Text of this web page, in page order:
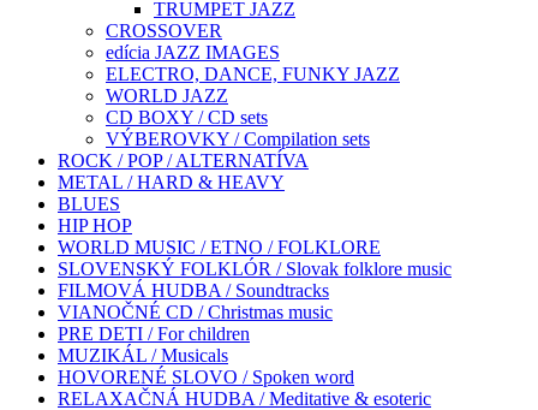
TRUMPET JAZZ
CROSSOVER
edícia JAZZ IMAGES
ELECTRO, DANCE, FUNKY JAZZ
WORLD JAZZ
CD BOXY / CD sets
VÝBEROVKY / Compilation sets
ROCK / POP / ALTERNATÍVA
METAL / HARD & HEAVY
BLUES
HIP HOP
WORLD MUSIC / ETNO / FOLKLORE
SLOVENSKÝ FOLKLÓR / Slovak folklore music
FILMOVÁ HUDBA / Soundtracks
VIANOČNÉ CD / Christmas music
PRE DETI / For children
MUZIKÁL / Musicals
HOVORENÉ SLOVO / Spoken word
RELAXAČNÁ HUDBA / Meditative & esoteric